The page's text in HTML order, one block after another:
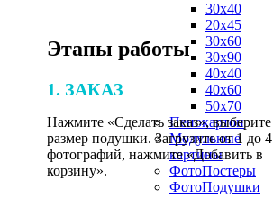
30х40
20х45
30х60
30х90
40х40
40х60
50х70
Пенокартон
Модульные
картины
ФотоПостеры
ФотоПодушки
Этапы работы
1. ЗАКАЗ
Нажмите «Сделать заказ», выберите
размер подушки. Загрузите от 1 до 4
фотографий, нажмите «Добавить в
корзину».